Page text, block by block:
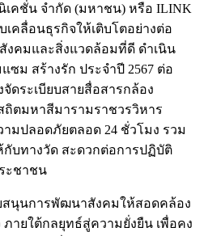
คชั่น จำกัด (มหาชน) หรือ ILINK
คลื่อนธุรกิจให้เติบโตอย่างต่อ
งคมและสิ่งแวดล้อมที่ดี ดำเนิน
ซม สร้างรัก ประจำปี 2567 ต่อ
ดระเบียบสายสื่อสารกล้อง
ตมหาสีมารามราชวรวิหาร
มปลอดภัยตลอด 24 ชั่วโมง รวม
บทางวัด สะดวกต่อการปฏิบัติ
ะชาชน
นุนการพัฒนาสังคมให้สอดคล้อง
ายใต้กลยุทธ์สู่ความยั่งยืน เพื่อคง